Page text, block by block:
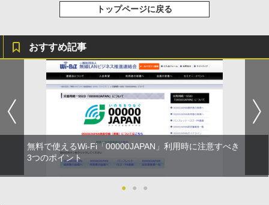
トップページに戻る
おすすめ記事
無料で使えるWi-Fi「00000JAPAN」利用時に注意すべき
3つのポイント
● ● ●